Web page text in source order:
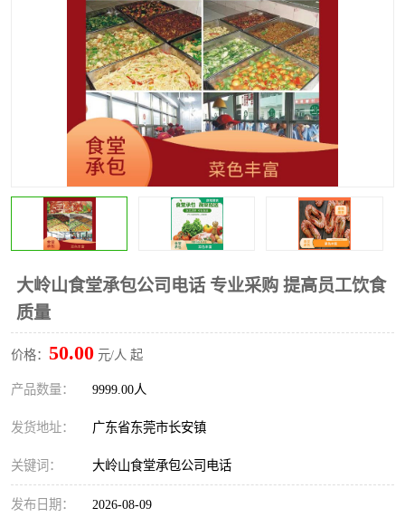
大岭山食堂承包公司电话 专业采购 提高员工饮食
质量
价格： 50.00 元/人 起
产品数量： 9999.00人
发货地址： 广东省东莞市长安镇
关键词： 大岭山食堂承包公司电话
发布日期： 2026-08-09